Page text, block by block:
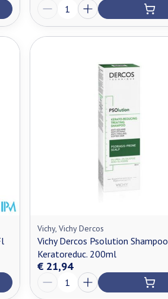
Vichy, Vichy Dercos
Vichy Dercos Psolution Shampoo
Keratoreduc. 200ml
€ 21,94
Aantal